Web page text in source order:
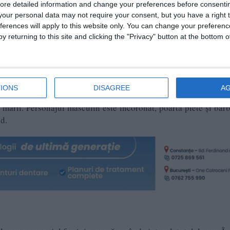
detailed information and change your preferences before
personal data may not require your consent, but you have a right
will apply to this website only. You can change your
returning to this site and clicking the "Privacy" button at the bottom
DISAGREE
triunghiular, cu marginile rotunjite, despicat. În partea
din dreapta sus un soare de aur, ieșind.
îmbrăcat cu un chiton cu mâneci și care poartă un văl;
o diademă. Personajul ține în mâna stângă un corn al
unei corăbii.
simbolică a Pontului Euxin, care reprezintă torsul, mult
Personajul masculin este încoronat, poartă plete și